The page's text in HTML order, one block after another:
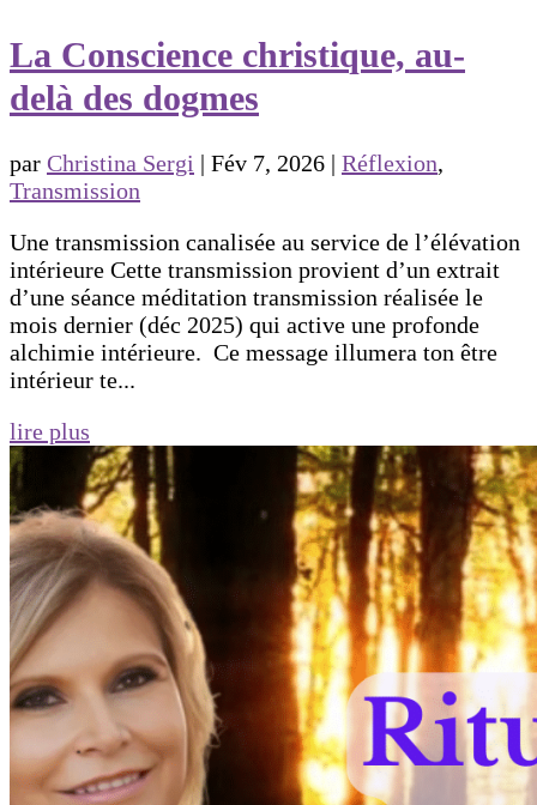
La Conscience christique, au-
delà des dogmes
par Christina Sergi | Fév 7, 2026 | Réflexion,
Transmission
Une transmission canalisée au service de l’élévation
intérieure Cette transmission provient d’un extrait
d’une séance méditation transmission réalisée le
mois dernier (déc 2025) qui active une profonde
alchimie intérieure. Ce message illumera ton être
intérieur te...
lire plus